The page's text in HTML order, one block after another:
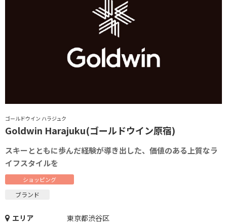
ゴールドウイン ハラジュク
Goldwin Harajuku(ゴールドウイン原宿)
スキーとともに歩んだ経験が導き出した、価値のある上質なラ
イフスタイルを
ショッピング
ブランド
エリア
東京都渋谷区